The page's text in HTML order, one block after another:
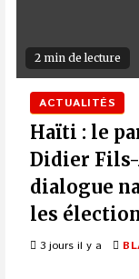
2 min de lecture
ACTUALITÉS
Haïti : le
Didier
dialogue
les
3 jours il y a